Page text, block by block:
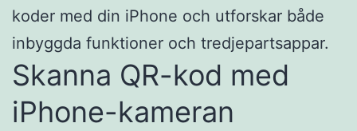
koder med din iPhone och utforskar både
inbyggda funktioner och tredjepartsappar.​
Skanna QR-kod med
iPhone-kameran